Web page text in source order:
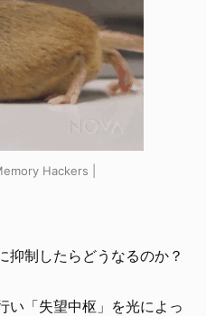
Hackers |
抑制したらどうなるのか？
い「失望中枢」を光によっ